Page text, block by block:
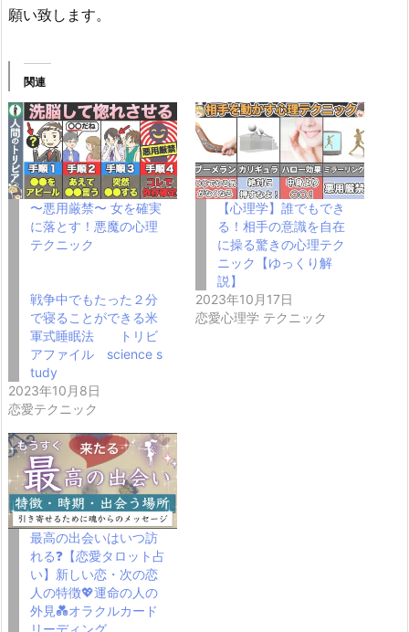
願い致します。
関連
〜悪用厳禁〜 女を確実
に落とす！悪魔の心理
テクニック
戦争中でもたった２分
で寝ることができる米
軍式睡眠法 トリビ
アファイル science s
tudy
2023年10月8日
恋愛テクニック
【心理学】誰でもでき
る！相手の意識を自在
に操る驚きの心理テク
ニック【ゆっくり解
説】
2023年10月17日
恋愛心理学 テクニック
最高の出会いはいつ訪
れる❓【恋愛タロット占
い】新しい恋・次の恋
人の特徴💖運命の人の
外見💑オラクルカード